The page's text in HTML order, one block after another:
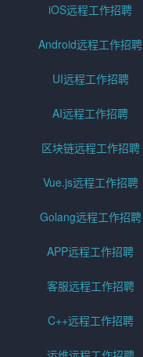
iOS远程工作招聘
Android远程工作招聘
UI远程工作招聘
AI远程工作招聘
区块链远程工作招聘
Vue.js远程工作招聘
Golang远程工作招聘
APP远程工作招聘
客服远程工作招聘
C++远程工作招聘